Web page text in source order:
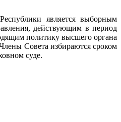
является выборным
действующим в период
политику высшего органа
Совета избираются сроком
суде.